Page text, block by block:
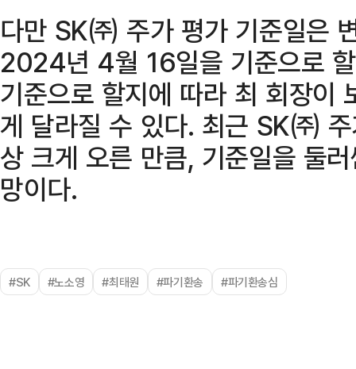
다만 SK㈜ 주가 평가 기준일은
2024년 4월 16일을 기준으로
기준으로 할지에 따라 최 회장
게 달라질 수 있다. 최근 SK㈜
상 크게 오른 만큼, 기준일을 둘
망이다.
#SK #노소영 #최태원 #파기환송 #파기환송심